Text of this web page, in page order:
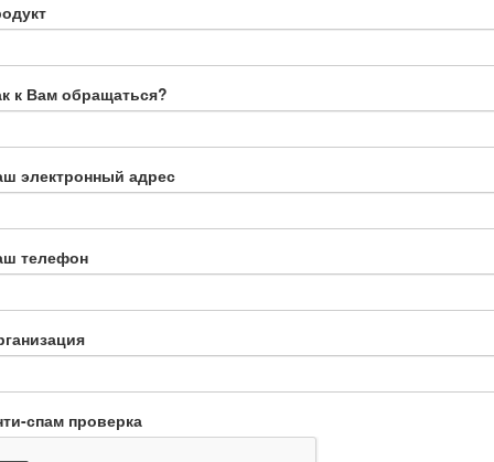
к Вам обращаться?
электронный адрес
телефон
спам проверка